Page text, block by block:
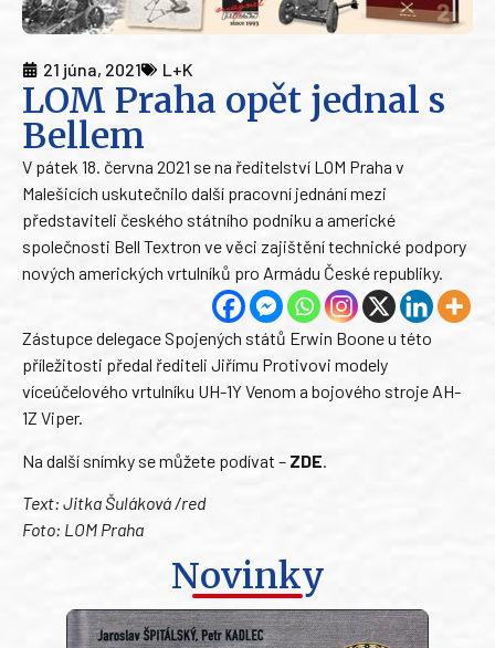
21 júna, 2021 L+K
LOM Praha opět jednal s
Bellem
V pátek 18. června 2021 se na ředitelství LOM Praha v
Malešicích uskutečnilo další pracovní jednání mezi
představiteli českého státního podniku a americké
společnosti Bell Textron ve věci zajištění technické podpory
nových amerických vrtulníků pro Armádu České republiky.
Zástupce delegace Spojených států Erwin Boone u této
příležitosti předal řediteli Jiřímu Protivovi modely
víceúčelového vrtulníku UH-1Y Venom a bojového stroje AH-
1Z Viper.
Na další snímky se můžete podívat – ZDE
Text: Jitka Šuláková /red
Foto: LOM Praha
Novinky